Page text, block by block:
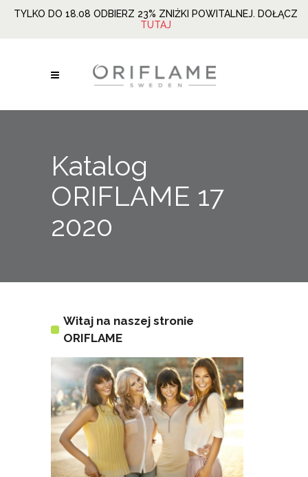
TYLKO DO 18.08 ODBIERZ 23% ZNIŻKI POWITALNEJ. DOŁĄCZ
TUTAJ
Katalog
ORIFLAME 17
2020
Witaj na naszej stronie
ORIFLAME